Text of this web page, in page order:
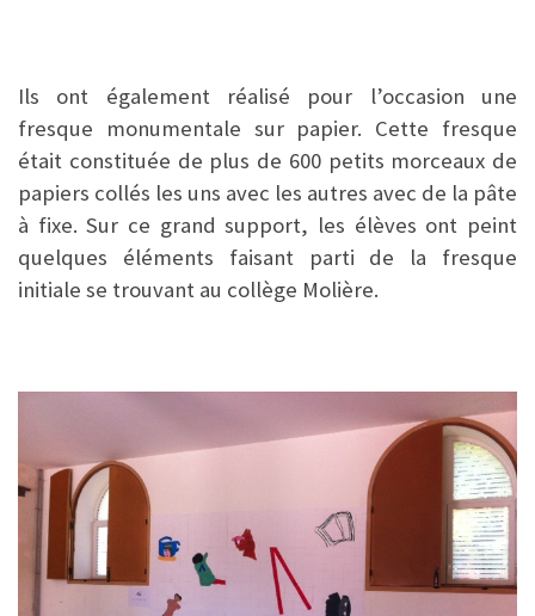
Ils ont également réalisé pour l’occasion une
fresque monumentale sur papier. Cette fresque
était constituée de plus de 600 petits morceaux de
papiers collés les uns avec les autres avec de la pâte
à fixe. Sur ce grand support, les élèves ont peint
quelques éléments faisant parti de la fresque
initiale se trouvant au collège Molière.